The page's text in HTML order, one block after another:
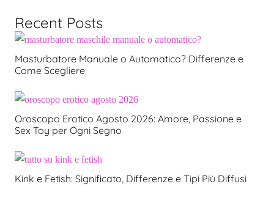
Recent Posts
Masturbatore Manuale o Automatico? Differenze e
Come Scegliere
Oroscopo Erotico Agosto 2026: Amore, Passione e
Sex Toy per Ogni Segno
Kink e Fetish: Significato, Differenze e Tipi Più Diffusi